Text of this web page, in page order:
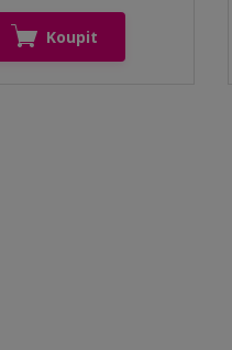
Koupit